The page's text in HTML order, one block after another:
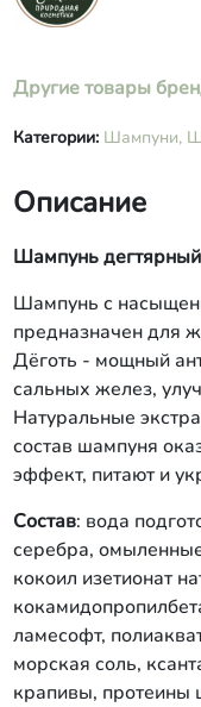
Другие товары
Категории: Шампуни,
Описание
Шампунь
Шампунь с
предназначен для
Дёготь - мощный
сальных желез,
Натуральные
состав шампуня
эффект, питают и
Состав: вода
серебра,
кокоил изетионат
ламесофт,
морская соль,
крапивы, протеины